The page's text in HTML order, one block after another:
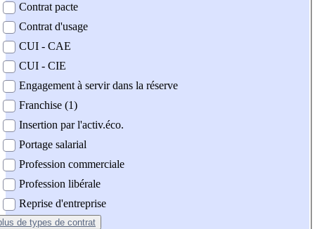
Contrat pacte
Contrat d'usage
CUI - CAE
CUI - CIE
Engagement à servir dans la réserve
Franchise (1)
Insertion par l'activ.éco.
Portage salarial
Profession commerciale
Profession libérale
Reprise d'entreprise
de types de contrat